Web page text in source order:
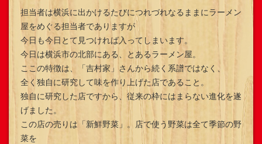
担当者は横浜に出かけるたびにつれづれなるままにラーメン
屋をめぐる担当者でありますが
今日も今日とて見つければ入ってしまいます。
今日は横浜市の北部にある、とあるラーメン屋。
ここの特徴は、「吉村家」さんから続く系譜ではなく、
全く独自に研究して味を作り上げた店であること。
独自に研究した店ですから、従来の枠にはまらない進化を遂
げました。
この店の売りは「新鮮野菜」。店で使う野菜は全て季節の野
菜を